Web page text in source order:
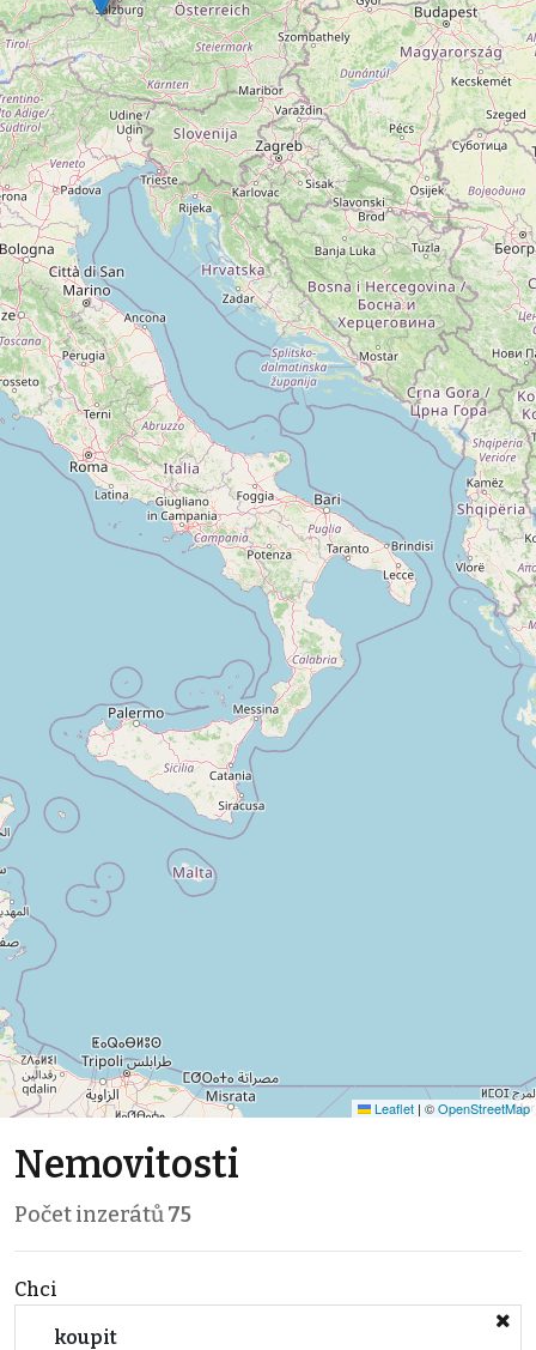
Leaflet | ©OpenStreetMap
Nemovitosti
Počet inzerátů75
Chci
koupit